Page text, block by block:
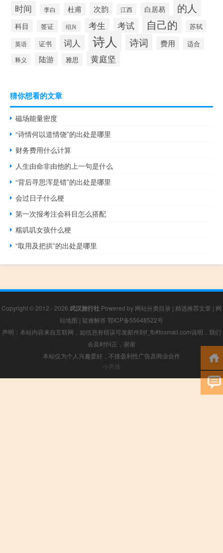
时间 李白 杜甫 次韵 江西 白居易 的人
科目 签证 绍兴 考生 考试 自己的 苏轼
英语 证书 词人 诗人 诗词 费用 适合
释义 陆游 雅思 黄庭坚
猜你想看的文章
磁场能量密度
“诗情何以道情饶”的出处是哪里
财务费用什么计算
人生由命非由他的上一句是什么
“背后寻思浑是错”的出处是哪里
会过日子什么梗
第一次报考注会科目怎么搭配
糯叽叽女孩什么梗
“取用及把拱”的出处是哪里
Copyright © 2012 - 2026 武汉旅行社 Powered by 网站分类目录 | 精选推荐文章 | 网
站地图 | 疑难解答 鄂ICP备55648522号
声明：本站内容来自互联网，如信息有错误可发邮件到f_fb#foxmail.com说明，我们
会及时纠正，谢谢
本站仅为个人兴趣爱好，不接盈利性广告及商业合作
小男孩